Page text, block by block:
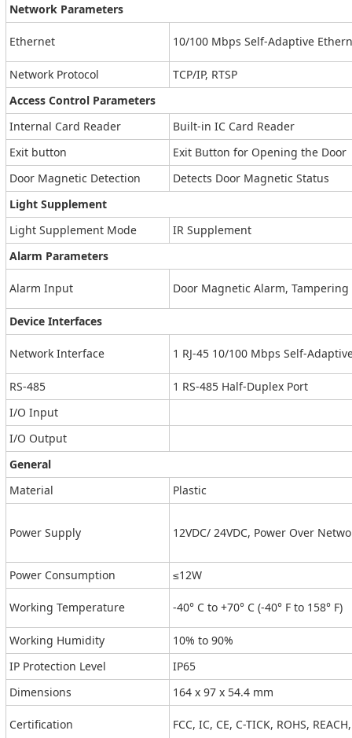
Network Parameters
Ethernet 10/100 Mbps Self-Adaptive
Network Protocol
TCP/IP, RTSP
Access Control Parameters
Internal Card Reader
Built-in IC Card Reader
Exit button
Exit Button for Opening the Door
Door Magnetic Detection
Detects Door Magnetic Status
Light Supplement
Light Supplement Mode
IR Supplement
Alarm Parameters
Alarm Input Door Magnetic Alarm,
Device Interfaces
Network Interface 1 RJ-45 10/100 Mbps Self-
RS-485
1 RS-485 Half-Duplex Port
I/O Input
I/O Output
General
Material
Plastic
Power Supply 12VDC/ 24VDC, Power Over
Power Consumption ≤12W
Working Temperature -40° C to +70° C (-40° F to 158° F)
Working Humidity
10% to 90%
IP Protection Level
IP65
Dimensions
164 x 97 x 54.4 mm
Certification FCC, IC, CE, C-TICK, ROHS,